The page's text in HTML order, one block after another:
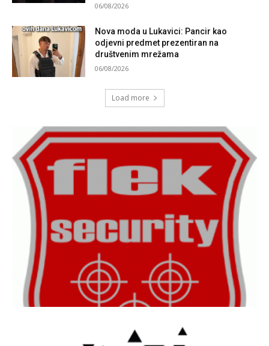
06/08/2026
Nova moda u Lukavici: Pancir kao
odjevni predmet prezentiran na
društvenim mrežama
06/08/2026
Load more